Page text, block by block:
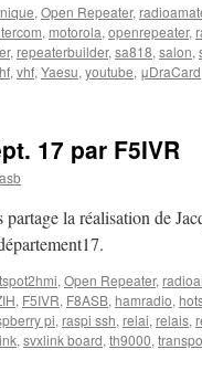
, Open Repeater,
, motorola, openrepeater,
, repeaterbuilder, sa818, salon,
, vhf, Yaesu, youtube, μDraCard
17 par F5IVR
la réalisation de
, Open Repeater,
, F5IVR, F8ASB, hamradio,
pi, raspi ssh, relai, relais,
, svxlink board, th9000,